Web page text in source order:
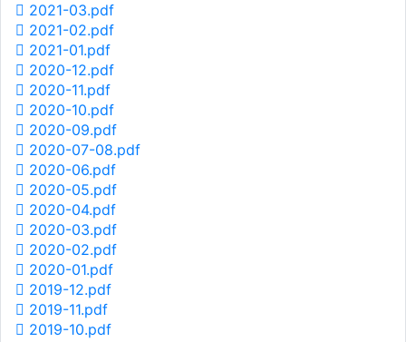
2021-03.pdf
2021-02.pdf
2021-01.pdf
2020-12.pdf
2020-11.pdf
2020-10.pdf
2020-09.pdf
2020-07-08.pdf
2020-06.pdf
2020-05.pdf
2020-04.pdf
2020-03.pdf
2020-02.pdf
2020-01.pdf
2019-12.pdf
2019-11.pdf
2019-10.pdf